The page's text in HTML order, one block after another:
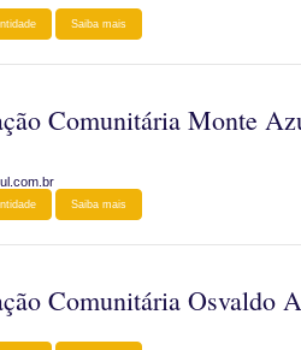
Saiba mais
Comunitária Monte
Saiba mais
Comunitária Osvaldo